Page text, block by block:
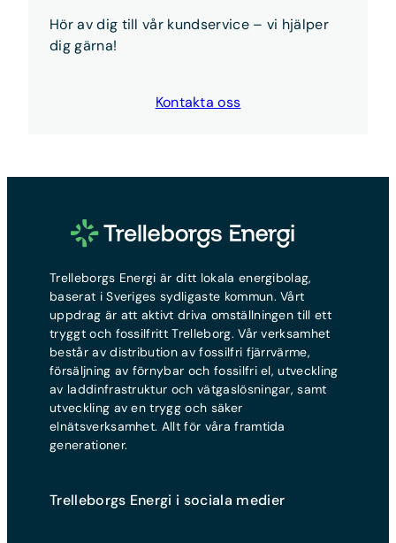
Kort sagt:Anmäl flytten och teckna nytt avtal —
Hör av dig till vår kundservice – vi hjälper
dig gärna!
Kontakta oss
Trelleborgs Energi är ditt lokala energibolag,
baserat i Sveriges sydligaste kommun. Vårt
uppdrag är att aktivt driva omställningen till ett
tryggt och fossilfritt Trelleborg. Vår verksamhet
består av distribution av fossilfri fjärrvärme,
försäljning av förnybar och fossilfri el, utveckling
av laddinfrastruktur och vätgaslösningar, samt
utveckling av en trygg och säker
elnätsverksamhet. Allt för våra framtida
generationer.
Trelleborgs Energi i sociala medier